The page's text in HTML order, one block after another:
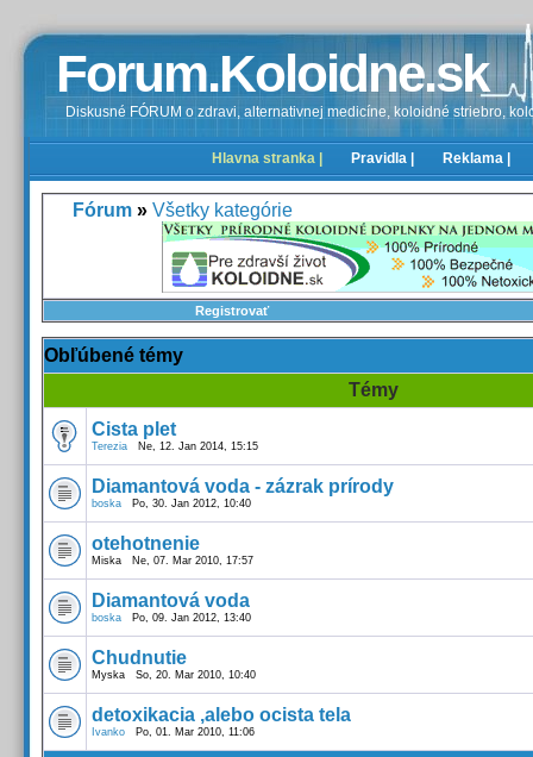
Forum.Koloidne.sk
Diskusné FÓRUM o zdravi, alternativnej medicíne, koloidné striebro,
Hlavna stranka | Pravidla | Reklama |
Fórum » Všetky kategórie
Registrovať
Obľúbené témy
Témy
Cista plet
Terezia Ne, 12. Jan 2014, 15:15
Diamantová voda - zázrak prírody
boska Po, 30. Jan 2012, 10:40
otehotnenie
Miska Ne, 07. Mar 2010, 17:57
Diamantová voda
boska Po, 09. Jan 2012, 13:40
Chudnutie
Myska So, 20. Mar 2010, 10:40
detoxikacia ,alebo ocista tela
Ivanko Po, 01. Mar 2010, 11:06